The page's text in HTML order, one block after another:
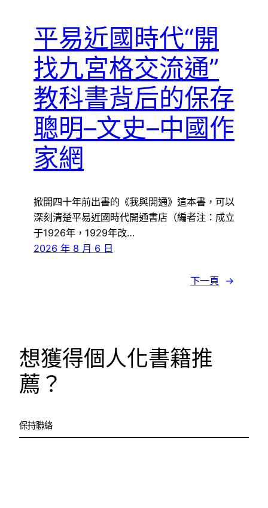
平易近國時代“開
找九宮格交流通”
教科書背后的保存
聰明–文史–中國作
家網
掀開四十年前出書的《我與開通》這本書，可以
深刻清楚平易近國時代開通書店（編者注：成立
于1926年，1929年改…
2026 年 8 月 6 日
下一頁 →
想獲得個人化書籍推
薦？
保持聯絡